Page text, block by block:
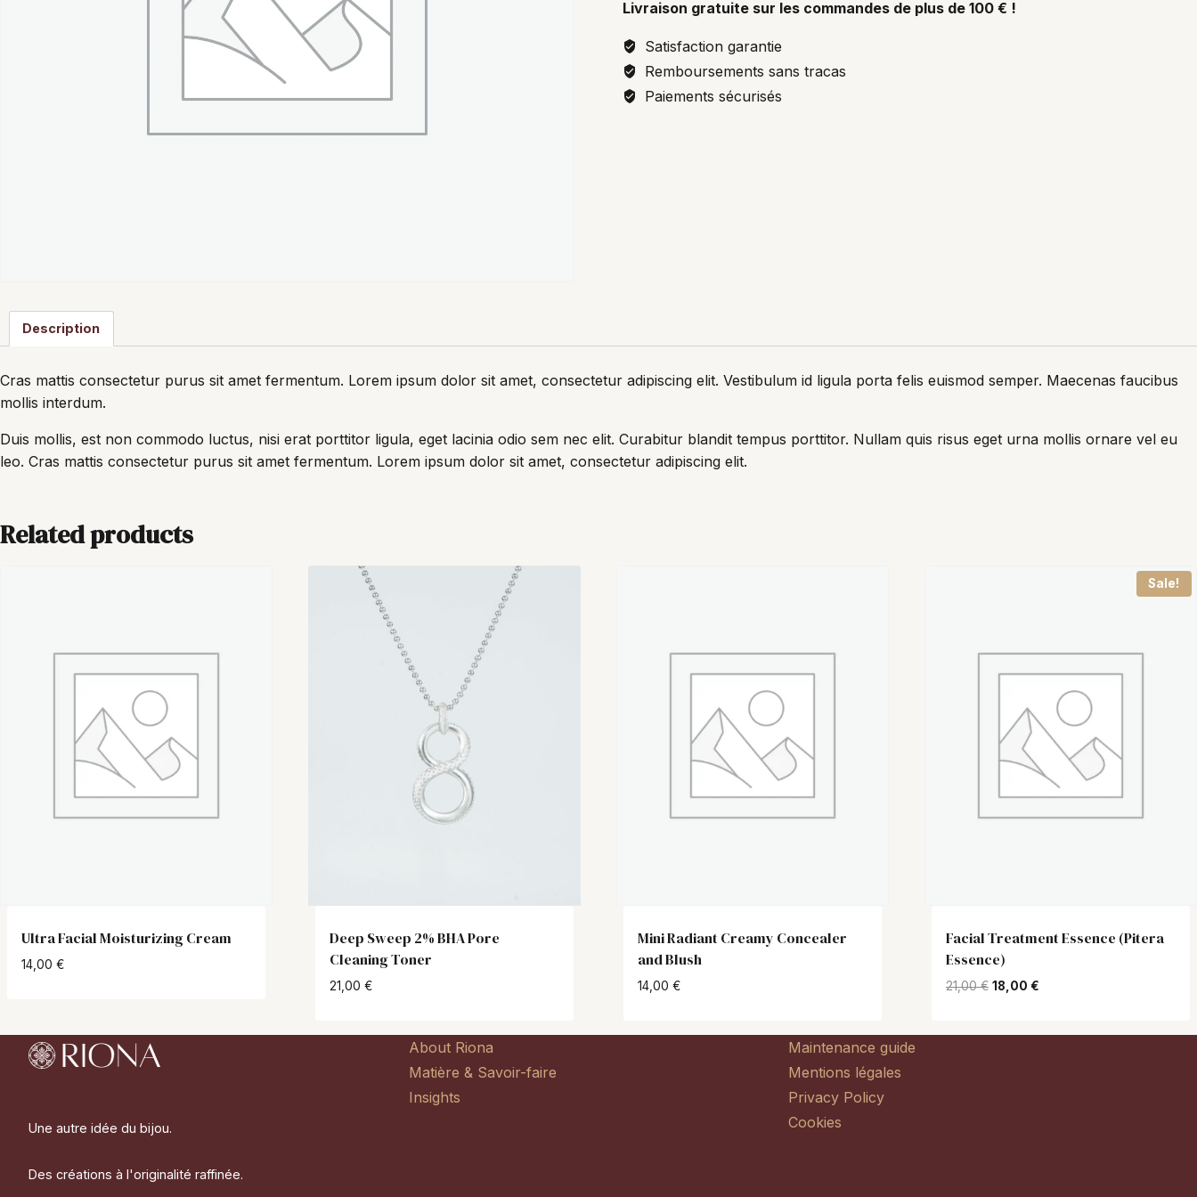
Livraison gratuite sur les commandes de plus de 100 € !
Satisfaction garantie
Remboursements sans tracas
Paiements sécurisés
Description
Cras mattis consectetur purus sit amet fermentum. Lorem ipsum dolor sit amet, consectetur adipiscing elit. Vestibulum id ligula porta felis euismod semper. Maecenas faucibus
mollis interdum.
Duis mollis, est non commodo luctus, nisi erat porttitor ligula, eget lacinia odio sem nec elit. Curabitur blandit tempus porttitor. Nullam quis risus eget urna mollis ornare vel eu
leo. Cras mattis consectetur purus sit amet fermentum. Lorem ipsum dolor sit amet, consectetur adipiscing elit.
Related products
Ultra Facial Moisturizing Cream
14,00 €
Deep Sweep 2% BHA Pore
Cleaning Toner
21,00 €
Mini Radiant Creamy Concealer
and Blush
14,00 €
Sale!
Facial Treatment Essence (Pitera
Essence)
21,00€ Original
18,00 €
Une autre idée du bijou.
Des créations à l'originalité raffinée.
About Riona
Matière & Savoir-faire
Insights
Maintenance guide
Mentions légales
Privacy Policy
Cookies